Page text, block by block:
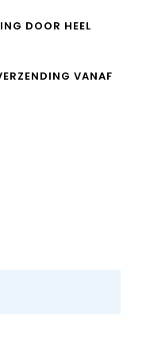
DOOR HEEL
VANAF